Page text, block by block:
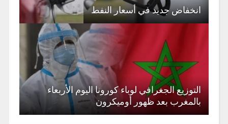
انخفاض جديد في أسعار النفط
التوزيع الجغرافي لوباء كورونا اليوم الأربعاء
بالمغرب بعد ظهور أوميكرون